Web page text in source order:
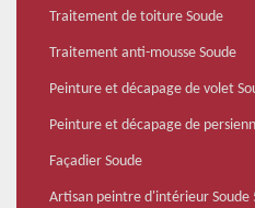
Traitement de toiture Soude
Traitement anti-mousse Soude
Peinture et décapage de volet
Peinture et décapage de
Façadier Soude
Artisan peintre d'intérieur Soude